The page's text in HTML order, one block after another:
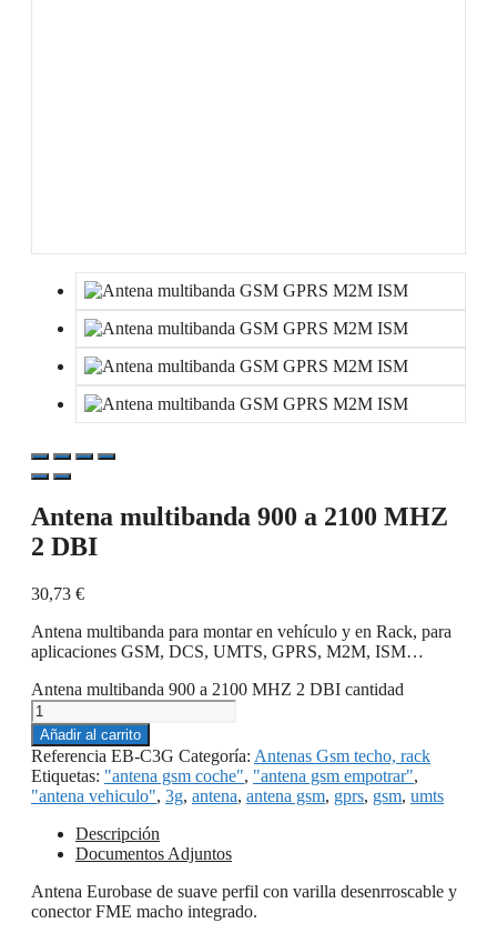
Antena multibanda 900 a 2100 MHZ
2 DBI
30,73 €
Antena multibanda para montar en vehículo y en Rack, para
aplicaciones GSM, DCS, UMTS, GPRS, M2M, ISM…
Antena multibanda 900 a 2100 MHZ 2 DBI cantidad
Añadir al carrito
Referencia EB-C3G Categoría: Antenas Gsm techo, rack
Etiquetas: "antena gsm coche", "antena gsm empotrar",
"antena vehiculo", 3g, antena, antena gsm, gprs, gsm, umts
Descripción
Documentos Adjuntos
Antena Eurobase de suave perfil con varilla desenrroscable y
conector FME macho integrado.